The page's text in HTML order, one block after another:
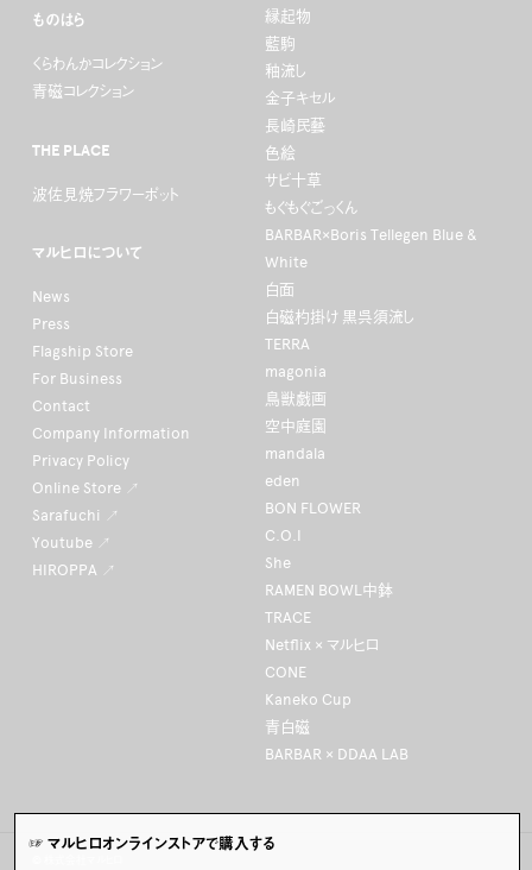
☞ マルヒロオンラインストアで購入する
縁起物
藍駒
釉流し
金子キセル
長崎民藝
色絵
サビ十草
もぐもぐごっくん
BARBAR×Boris Tellegen Blue &
White
白面
白磁杓掛け 黒呉須流し
TERRA
magonia
鳥獣戯画
空中庭園
mandala
eden
BON FLOWER
C.O.I
She
RAMEN BOWL中鉢
TRACE
Netflix × マルヒロ
CONE
Kaneko Cup
青白磁
BARBAR × DDAA LAB
ものはら
くらわんかコレクション
青磁コレクション
THE PLACE
波佐見焼フラワーポット
マルヒロについて
News
Press
Flagship Store
For Business
Contact
Company Information
Privacy Policy
Online Store ↗
Sarafuchi ↗
Youtube ↗
HIROPPA ↗